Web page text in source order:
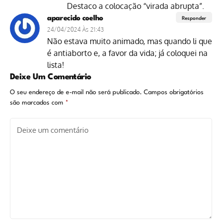
Destaco a colocação “virada abrupta”.
aparecido coelho
24/04/2024 Às 21:43
Não estava muito animado, mas quando li que
é antiaborto e, a favor da vida; já coloquei na
lista!
Responder
Deixe Um Comentário
O seu endereço de e-mail não será publicado. Campos obrigatórios
são marcados com *